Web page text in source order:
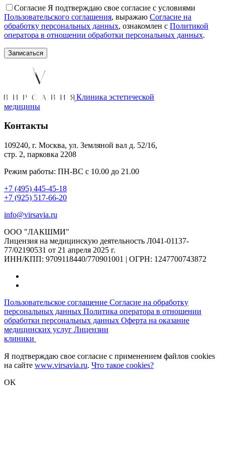
Согласие Я подтверждаю свое согласие с условиями
Пользовательского соглашения, выражаю Согласие на
обработку персональных данных, ознакомлен с Политикой
оператора в отношении обработки персональных данных.
Клиника эстетической
медицины
Контакты
109240, г. Москва, ул. Земляной вал д. 52/16,
стр. 2, парковка 2208
Режим работы: ПН-ВС с 10.00 до 21.00
+7 (495) 445-45-18
+7 (925) 517-66-20
info@virsavia.ru
ООО "ЛАКШМИ"
Лицензия на медицинскую деятельность Л041-01137-
77/02190531 от 21 апреля 2025 г.
ИНН/КПП: 9709118440/770901001 | ОГРН: 1247700743872
Пользовательское соглашение Согласие на обработку
персональных данных Политика оператора в отношении
обработки персональных данных Оферта на оказание
медицинских услуг Лицензии
клиники
Я подтверждаю свое согласие с применением файлов cookies
на сайте www.virsavia.ru. Что такое cookies?
OK